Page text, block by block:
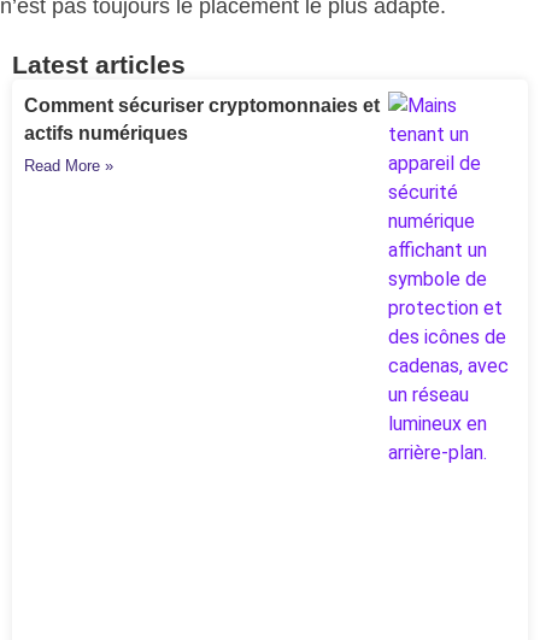
n’est pas toujours le placement le plus adapté.
Latest articles
Comment sécuriser cryptomonnaies et
actifs numériques
Read More »